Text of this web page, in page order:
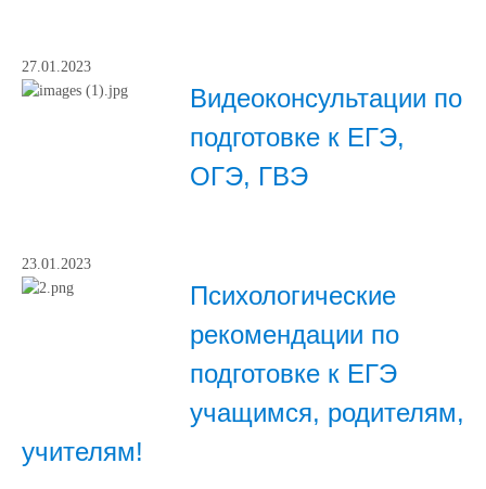
27.01.2023
Видеоконсультации по
подготовке к ЕГЭ,
ОГЭ, ГВЭ
23.01.2023
Психологические
рекомендации по
подготовке к ЕГЭ
учащимся, родителям,
учителям!